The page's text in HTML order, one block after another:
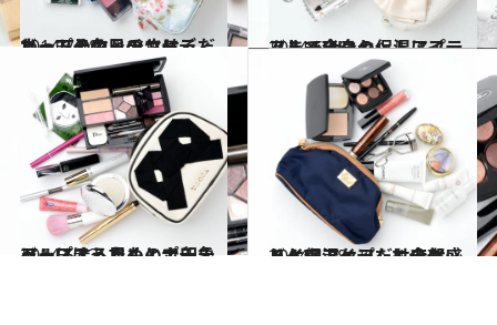
2014.7.28
リップの色とツヤにこだわってその日のコーディネートとマッチさせる
ビューティ＆ヘルス 2014.6.16
フルメイクセットにプラスして全身の保湿アイテムまでIN！
ビューティ＆ヘルス
2014.5.13
ベースはうすく、ナチュラルに！ 目もとで印象アップするためのポーチ
ビューティ＆ヘルス 2014.4.28
メイクアップだけでなく、保湿ケア、エチケットケアアイテムも全部盛り！
ビューティ＆ヘルス